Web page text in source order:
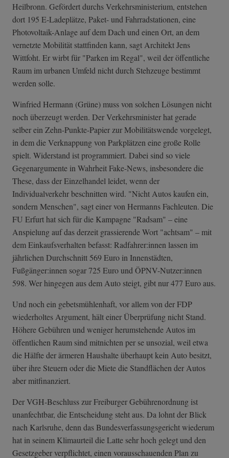
Heilbronn. Gefördert durchs Verkehrsministerium, entstehen
dort 195 E-Ladeplätze, Paket- und Fahrradstationen, eine
Photovoltaik-Anlage auf dem Dach und einen Ort, an dem
vernetzte Mobilität stattfinden kann, sagt Architekt Jens
Wittfoht. Er wirbt für "Parken im Regal", weil der öffentliche
Raum im urbanen Umfeld nicht durch Stehzeuge bestimmt
werden solle.
Winfried Hermann (Grüne) muss von solchen Lösungen nicht
noch überzeugt werden. Der Verkehrsminister hat gerade
selber ein Zehn-Punkte-Papier zur Mobilitätswende vorgelegt,
in dem die Verknappung von Parkplätzen eine große Rolle
spielt. Widerstand ist programmiert. Dabei sind so viele
Gegenargumente in Wahrheit Fake-News, insbesondere die
These, dass der Einzelhandel leidet, wenn der
Individualverkehr beschnitten wird. "Nicht Autos kaufen ein,
sondern Menschen", sagt einer von Hermanns Fachleuten. Die
FU Erfurt hat sich für die Kampagne "Radsam" – eine
Anspielung auf das derzeit grassierende Wort "achtsam" – mit
dem Einkaufsverhalten befasst: Radfahrer:innen lassen im
jährlichen Durchschnitt 569 Euro in Innenstädten,
Fußgänger:innen sogar 725 Euro und ÖPNV-Nutzer:innen
598. Wer hingegen aus dem Auto steigt, gibt nur 477 Euro aus.
Und noch ein gebetsmühlenhaft, vor allem von der FDP
wiederholtes Argument, hält einer Überprüfung nicht Stand.
Höhere Gebühren und weniger herumstehende Autos im
öffentlichen Raum sind mitnichten per se unsozial, weil etwa
die Hälfte der ärmeren Haushalte überhaupt kein Auto besitzt,
über ihre Steuern oder die Miete die Standflächen der Autos
aber mitfinanziert.
Der VGH-Beschluss zur Freiburger Gebührenordnung ist
unanfechtbar, die Entscheidung steht aus. Da lohnt der Blick
nach Karlsruhe, denn das Bundesverfassungsgericht wiederum
hat in seinem Klimaurteil die Latte sehr hoch gelegt und den
Gesetzgeber verpflichtet, einen vorausschauenden Plan zu